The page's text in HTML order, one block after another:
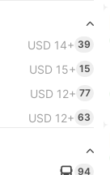
USD 14+ 39
USD 15+ 15
USD 12+ 77
USD 12+ 63
94